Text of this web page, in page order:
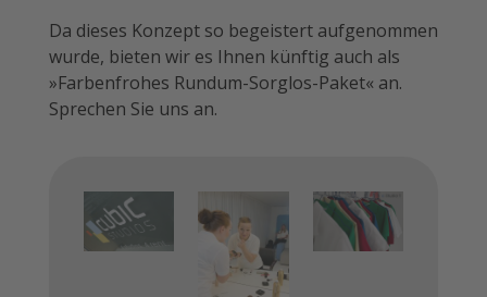
Da dieses Konzept so begeistert aufgenommen
wurde, bieten wir es Ihnen künftig auch als
»Farbenfrohes Rundum-Sorglos-Paket« an.
Sprechen Sie uns an.